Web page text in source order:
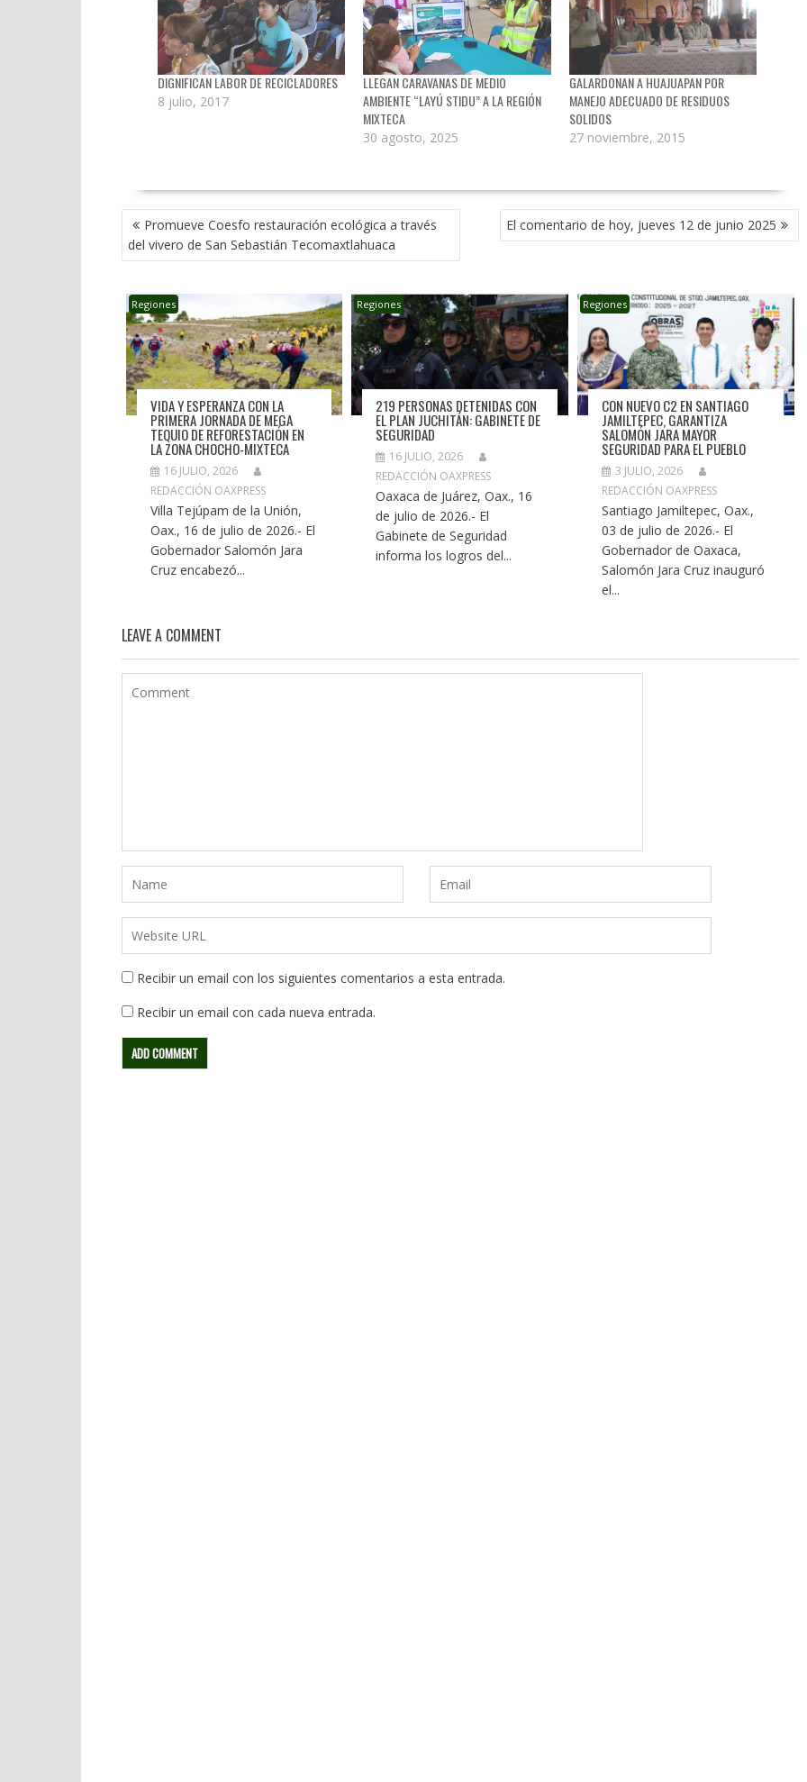
DIGNIFICAN LABOR DE RECICLADORES
8 julio, 2017
LLEGAN CARAVANAS DE MEDIO
AMBIENTE “LAYÚ STIDU” A LA REGIÓN
MIXTECA
30 agosto, 2025
GALARDONAN A HUAJUAPAN POR
MANEJO ADECUADO DE RESIDUOS
SOLIDOS
27 noviembre, 2015
NAVEGACIÓN
DE
ENTRADAS
Promueve Coesfo restauración ecológica a través
del vivero de San Sebastián Tecomaxtlahuaca
El comentario de hoy, jueves 12 de junio 2025
Regiones
VIDA Y ESPERANZA CON LA
PRIMERA JORNADA DE MEGA
TEQUIO DE REFORESTACIÓN EN
LA ZONA CHOCHO-MIXTECA
16 JULIO, 2026
REDACCIÓN OAXPRESS
Villa Tejúpam de la Unión,
Oax., 16 de julio de 2026.- El
Gobernador Salomón Jara
Cruz encabezó...
Regiones
219 PERSONAS DETENIDAS CON
EL PLAN JUCHITÁN: GABINETE DE
SEGURIDAD
16 JULIO, 2026
REDACCIÓN OAXPRESS
Oaxaca de Juárez, Oax., 16
de julio de 2026.- El
Gabinete de Seguridad
informa los logros del...
Regiones
CON NUEVO C2 EN SANTIAGO
JAMILTEPEC, GARANTIZA
SALOMÓN JARA MAYOR
SEGURIDAD PARA EL PUEBLO
3 JULIO, 2026
REDACCIÓN OAXPRESS
Santiago Jamiltepec, Oax.,
03 de julio de 2026.- El
Gobernador de Oaxaca,
Salomón Jara Cruz inauguró
el...
LEAVE A COMMENT
Recibir un email con los siguientes comentarios a esta entrada.
Recibir un email con cada nueva entrada.